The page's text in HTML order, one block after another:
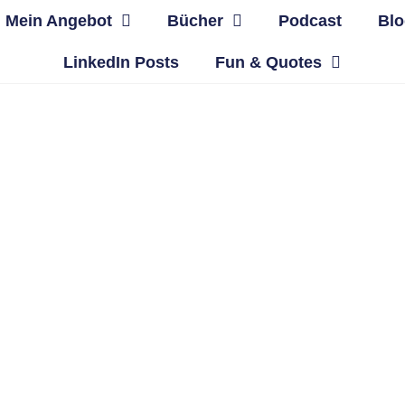
Mein Angebot Bücher Podcast
LinkedIn Posts Fun & Quotes